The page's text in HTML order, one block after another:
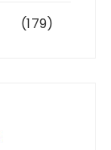
(179)